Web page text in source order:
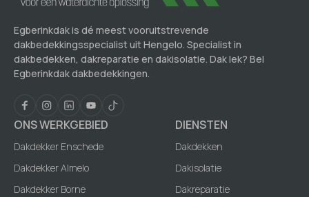
Egberinkdak is dé meest vooruitstrevende
dakbedekkingsspecialist uit Hengelo. Specialist in
dakbedekken, dakreparatie en dakisolatie. Dak lek? Bel
Egberinkdak dakbedekkingen.
ONS WERKGEBIED
Dakdekker Enschede
Dakdekker Almelo
Dakdekker Borne
DIENSTEN
Dakdekken
Dakisolatie
Dakreparatie